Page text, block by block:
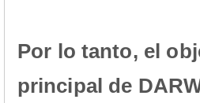
Por lo tanto, el
principal de